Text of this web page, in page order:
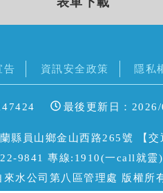
告
資訊安全政策 隱私
最後更新日：
縣員山鄉金山西路265號 【交
9841 專線:1910(一call
來水公司第八區管理處 版權所